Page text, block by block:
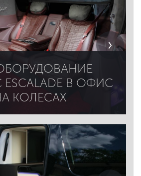
ESCALADE В ОФИС
КОЛЕСАХ